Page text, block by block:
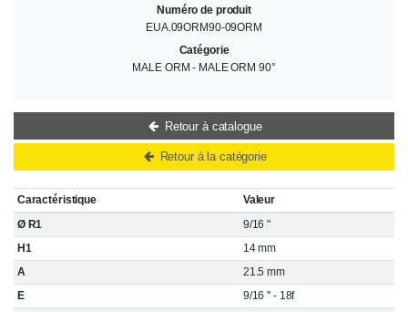
Caractéristique
Valeur
Ø R1
9/16 "
H1
14 mm
A
21.5 mm
E
9/16 " - 18f
Numéro de produit
EUA.09ORM90-09ORM
Catégorie
MALE ORM - MALE ORM 90°
Retour à catalogue
Retour à la catégorie